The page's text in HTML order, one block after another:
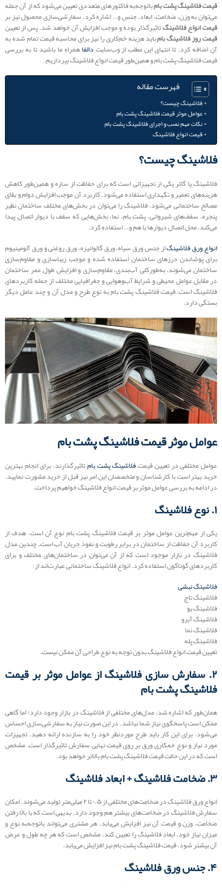
قیمت فلاشینگ پشت بامباتوجه‌به فاکتورهای متعددی تعیین می‌شود که از آن جمله
می‌توان به وزن، ضخامت، ابعاد، جنس و… اشاره کرد. سفارشی‌سازی محصول نیز بر
قیمت انواع فلاشینگتاثیرگذار بوده و موجب افزایش آن خواهد شد. پس از تعیین
قیمت روز فلاشینگ بامباید هزینه خم‌کاری را نیز برای محاسبه قیمت تمام شده به
آن اضافه کرد. تا انتهای این مطلب از وب‌سایتدالفاهمراه ما باشید تا به بررسی
قیمت فلاشینگ پشت بام و همین‌طور قیمت انواع فلاشینگ بپردازیم.
فهرست مقاله
فلاشینگ چیست؟
عوامل موثر قیمت فلاشینگ پشت بام
نکات مهم نصب و اجرای فلاشینگ پشت بام
قیمت انواع فلاشینگ
فلاشینگ چیست؟
فلاشینگ یا گاتر یکی از تجهیزاتی است که برای حفاظت از سازه و همین‌طور کاهش
هزینه‌های تعمیر و نگهداری استفاده می‌شود. کاربرد آن موجب افزایش دوام و بقای
مصالح ساختمانی می‌شود. فلاشینگ را می‌توان در بخش‌های مختلف ساختمان نظیر
پنجره، سقف‌های شیروانی، پشت بام، نما، بخش‌هایی که سقف با دیوار اتصال پیدا
می‌کند، محل اتصال دیوارها با هم و… استفاده کرد.
انواع ورق فلاشینگاز جنس ورق سیاه، ورق گالوانیزه، ورق روغنی و ورق آلومینیوم
برای پوشاندن درزهای ساختمان استفاده شده و موجب زیباسازی و مقاوم‌سازی
ساختمان می‌شوند. به‌طورکلی آب‌بندی، مقاوم‌سازی و افزایش طول عمر ساختمان
در مقابل عوامل محیطی و شرایط آب‌وهوایی و جغرافیایی مختلف از جمله کاربردهای
فلاشینگ است. قیمت فلاشینگ پشت بام به نوع طرح و مدل آن و چند عامل دیگر
بستگی دارد.
عوامل موثر قیمت فلاشینگ پشت بام
عوامل مختلفی در تعیین قیمتفلاشینگ پشت بامتاثیرگذارند. برای انجام بهترین
خرید بهتر است با کارشناسان و متخصصان این امر نیز قبل از خرید مشورت نمایید.
در ادامه به بررسی عوامل موثر بر قیمت انواع فلاشینگ خواهیم پرداخت.
۱. نوع فلاشینگ
یکی از مهم‌ترین عوامل موثر بر قیمت فلاشینگ پشت بام نوع آن است. هدف از
کاربرد آن حفاظت از ساختمان در برابر رطوبت و نفوذ جریان آب است. چندین مدل
فلاشینگ در بازار موجود است که از آن می‌توان در ساختمان‌های مختلف و برای
کاربردهای گوناگون استفاده کرد. انواع فلاشینگ ساختمانی عبارت‌اند از:
فلاشینگ نبشی
فلاشینگ تاج
فلاشینگ یو
فلاشینگ آبرو
فلاشینگ نما
فلاشینگ پله
تعیین قیمت انواع فلاشینگ بدون توجه به نوع طراحی آن ممکن نیست.
۲. سفارش سازی فلاشینگ از عوامل موثر بر قیمت
فلاشینگ پشت بام
همان‌طور که اشاره شد، مدل‌های مختلفی از فلاشینگ در بازار وجود دارد؛ اما گاهی
ممکن است پاسخگوی نیاز شما نباشد. در این صورت نیاز به سفارشی‌سازی احساس
می‌شود. برای این کار باید طرح موردنظر خود را به سازنده ارائه دهید. تجهیزات
مورد نیاز و نوع خمکاری ورق بر روی قیمت نهایی سفارش تاثیرگذار است. مشخص
است که در این حالت قیمت فلاشینگ پشت بام بالاتر خواهد بود.
۳. ضخامت فلاشینگ + ابعاد فلاشینگ
انواع ورق‌ فلاشینگ در ضخامت‌های مختلفی از ۰.۵ تا ۲ میلی‌متر تولید می‌شوند. امکان
سفارش فلاشینگ در ضخامت‌های بیشتر هم وجود دارد. بدیهی است که با بالا رفتن
ضخامت، وزن و قیمت آن نیز افزایش می‌یابد. هر مشتری می‌تواند باتوجه‌به نوع و
میزان نیاز خود، ابعاد فلاشینگ را تعیین کند. مشخص است که هر چه طول و عرض
آن بیشتر شود، قیمت فلاشینگ پشت بام نیز افزایش می‌یابد.
۴. جنس ورق فلاشینگ